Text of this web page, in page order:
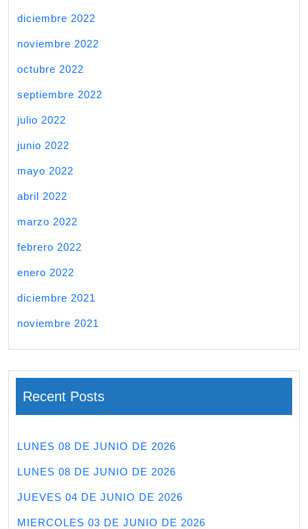
diciembre 2022
noviembre 2022
octubre 2022
septiembre 2022
julio 2022
junio 2022
mayo 2022
abril 2022
marzo 2022
febrero 2022
enero 2022
diciembre 2021
noviembre 2021
Recent Posts
LUNES 08 DE JUNIO DE 2026
LUNES 08 DE JUNIO DE 2026
JUEVES 04 DE JUNIO DE 2026
MIERCOLES 03 DE JUNIO DE 2026